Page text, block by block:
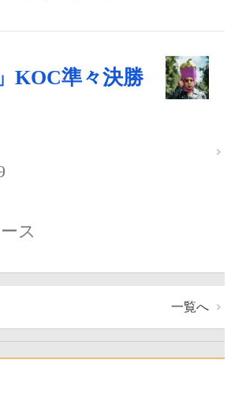
KOC準々決勝
ス
一覧へ